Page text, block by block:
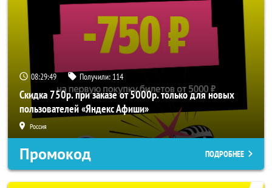
08:29:49 Получили: 114
Скидка 750р. при заказе от 5000р. только для новых
пользователей «Яндекс Афиши»
Россия
Промокод ПОДРОБНЕЕ